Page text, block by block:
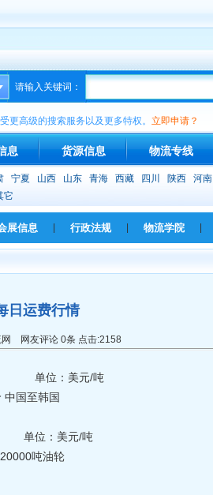
请输入关键词：
更高级的搜索服务以及更多特权。 立即申请？
息 货源信息 物流专线
宁夏 山西 山东 青海 西藏 四川 陕西 河南
它
展信息 行政法规 物流学院
日运费行情
网友评论 0条 点击:2158
：美元/吨
国至韩国
：美元/吨
吨油轮